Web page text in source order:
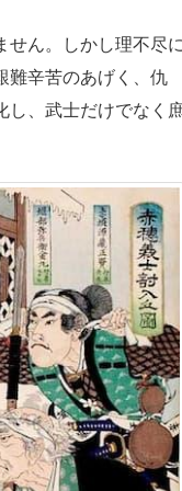
せん。しかし理不尽
難辛苦のあげく、仇
し、武士だけでなく